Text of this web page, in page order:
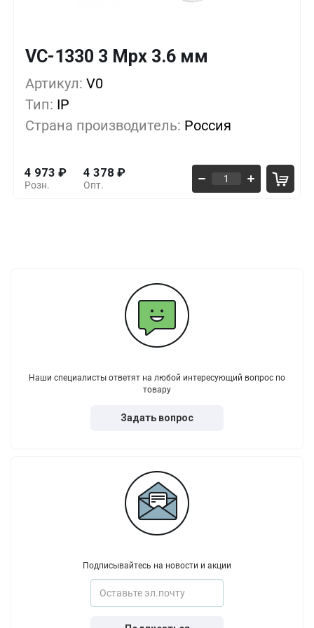
VC-1330 3 Mpx 3.6 мм
Артикул: V0
Тип: IP
Страна производитель: Россия
Розн.
4 973 ₽
Опт.
4 378 ₽
Кол-во Выгода
1+
10+
30+ -8%
Наши специалисты ответят на любой интересующий вопрос по
товару
Задать вопрос
Подписывайтесь на новости и акции